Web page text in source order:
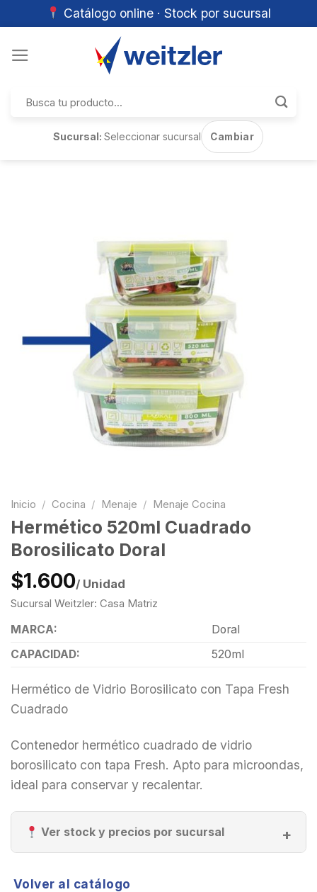
Catálogo online · Stock por sucursal
por:
Sucursal:Seleccionar sucursal Cambiar
Inicio / Cocina / Menaje / Menaje Cocina
Hermético 520ml Cuadrado
Borosilicato Doral
$1.600/ Unidad
Sucursal Weitzler: Casa Matriz
MARCA:
Doral
CAPACIDAD:
520ml
Hermético de Vidrio Borosilicato con Tapa Fresh
Cuadrado
Contenedor hermético cuadrado de vidrio
borosilicato con tapa Fresh. Apto para microondas,
ideal para conservar y recalentar.
Ver stock y precios por sucursal
Volver al catálogo